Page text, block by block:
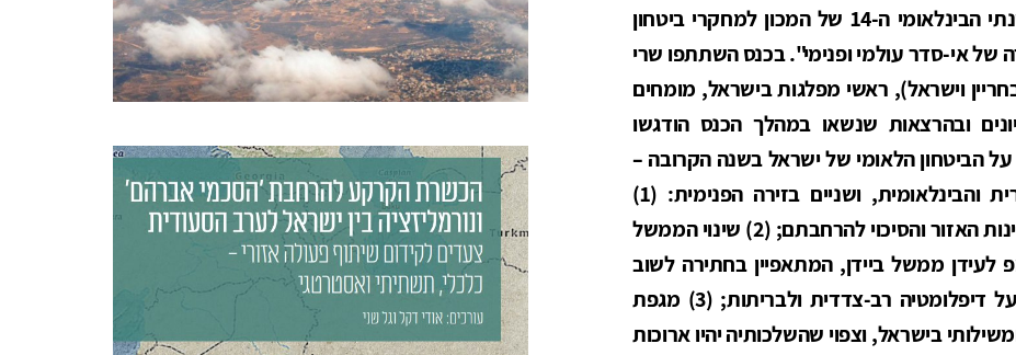
הבינלאומי ה-14 של המכון למחקרי ביטחון
של אי-סדר עולמי ופנימי". בכנס השתתפו שרי
וישראל), ראשי מפלגות בישראל, מומחים
ובהרצאות שנשאו במהלך הכנס הודגשו
הביטחון הלאומי של ישראל בשנה הקרובה –
שניים קשורים בזירה החיצונית–האזורית והבינלאומית, ושניים בזירה הפנימית: (1)
הסכמי הנורמליזציה של ישראל עם מדינות האזור והסיכוי להרחבתם; (2) שינוי הממשל
ממשל ביידן, המתאפיין בחתירה לשוב
לכללי המשחק הקודמים, המבוססים על דיפלומטיה רב-צדדית ולבריתות; (3) מגפת
בישראל, וצפוי שהשלכותיה יהיו ארוכות